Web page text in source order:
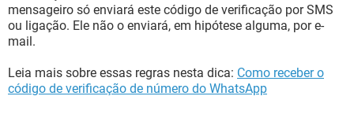
mensageiro só enviará este código de verificação por SMS
ou ligação. Ele não o enviará, em hipótese alguma, por e-
mail.
Leia mais sobre essas regras nesta dica: Como receber o
código de verificação de número do WhatsApp